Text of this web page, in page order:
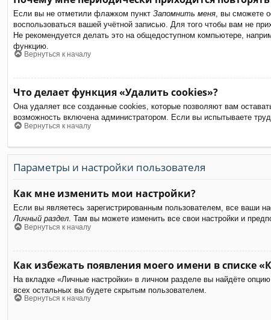
Если вы не отметили флажком пункт Запомнить меня , вы сможете
воспользоваться вашей учётной записью. Для того чтобы вам не
Не рекомендуется делать это на общедоступном компьютере,
функцию.
Вернуться к началу
Что делает функция «Удалить cookies»?
Она удаляет все созданные cookies, которые позволяют вам
возможность включена администратором. Если вы испытываете
Вернуться к началу
Параметры и настройки пользователя
Как мне изменить мои настройки?
Если вы являетесь зарегистрированным пользователем, все ваши
Личный раздел. Там вы можете изменить все свои настройки и
Вернуться к началу
Как избежать появления моего имени в списке
На вкладке «Личные настройки» в личном разделе вы найдёте опцию
всех остальных вы будете скрытым пользователем.
Вернуться к началу